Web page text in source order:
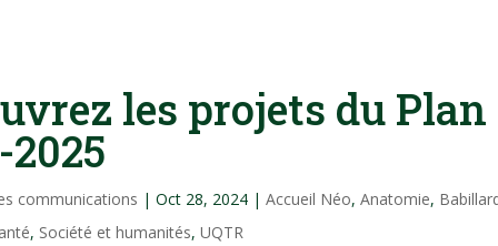
les projets du
communications |Oct 28, 2024 |Accueil Néo,Anatomie,
, Société et humanités,UQTR